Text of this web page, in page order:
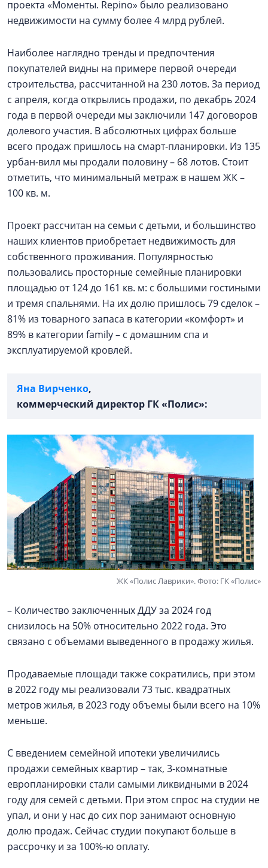
проекта «Моменты. Repino» было реализовано
недвижимости на сумму более 4 млрд рублей.
Наиболее наглядно тренды и предпочтения
покупателей видны на примере первой очереди
строительства, рассчитанной на 230 лотов. За период
с апреля, когда открылись продажи, по декабрь 2024
года в первой очереди мы заключили 147 договоров
долевого участия. В абсолютных цифрах больше
всего продаж пришлось на смарт-планировки. Из 135
урбан-вилл мы продали половину – 68 лотов. Стоит
отметить, что минимальный метраж в нашем ЖК –
100 кв. м.
Проект рассчитан на семьи с детьми, и большинство
наших клиентов приобретает недвижимость для
собственного проживания. Популярностью
пользовались просторные семейные планировки
площадью от 124 до 161 кв. м: с большими гостиными
и тремя спальнями. На их долю пришлось 79 сделок –
81% из товарного запаса в категории «комфорт» и
89% в категории family – с домашним спа и
эксплуатируемой кровлей.
Яна Вирченко,
коммерческий директор ГК «Полис»:
ЖК «Полис Лаврики». Фото: ГК «Полис»
– Количество заключенных ДДУ за 2024 год
снизилось на 50% относительно 2022 года. Это
связано с объемами выведенного в продажу жилья.
Продаваемые площади также сократились, при этом
в 2022 году мы реализовали 73 тыс. квадратных
метров жилья, в 2023 году объемы были всего на 10%
меньше.
С введением семейной ипотеки увеличились
продажи семейных квартир – так, 3-комнатные
европланировки стали самыми ликвидными в 2024
году для семей с детьми. При этом спрос на студии не
упал, и они у нас до сих пор занимают основную
долю продаж. Сейчас студии покупают больше в
рассрочку и за 100%-ю оплату.